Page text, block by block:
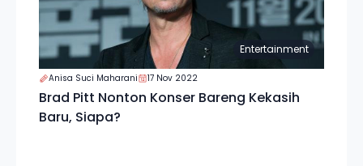
Entertainment
Anisa Suci Maharani 17 Nov 2022
Brad Pitt Nonton Konser Bareng Kekasih
Baru, Siapa?